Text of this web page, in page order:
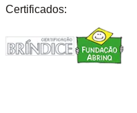
Certificados: